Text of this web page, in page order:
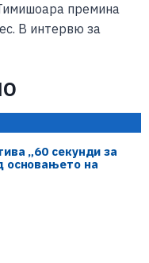
премина
В интервю за
„60 секунди за
основањето на